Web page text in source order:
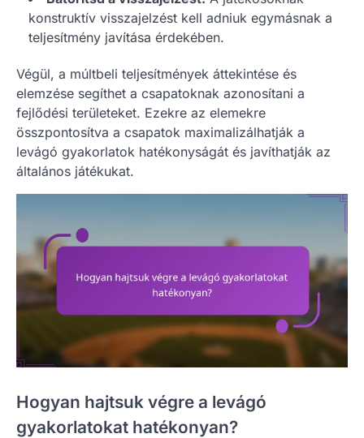
konstruktív visszajelzést kell adniuk egymásnak a
teljesítmény javítása érdekében.
Végül, a múltbeli teljesítmények áttekintése és
elemzése segíthet a csapatoknak azonosítani a
fejlődési területeket. Ezekre az elemekre
összpontosítva a csapatok maximalizálhatják a
levágó gyakorlatok hatékonyságát és javíthatják az
általános játékukat.
Hogyan hajtsuk végre a levágó
gyakorlatokat hatékonyan?